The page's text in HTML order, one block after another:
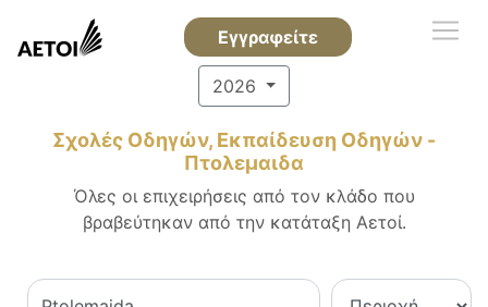
Εγγραφείτε
2026
Σχολές Οδηγών, Εκπαίδευση Οδηγών -
Πτολεμαιδα
Όλες οι επιχειρήσεις από τον κλάδο που
βραβεύτηκαν από την κατάταξη Αετοί.